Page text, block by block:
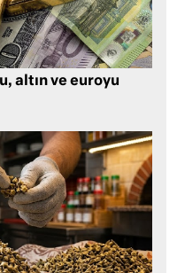
altın ve euroyu